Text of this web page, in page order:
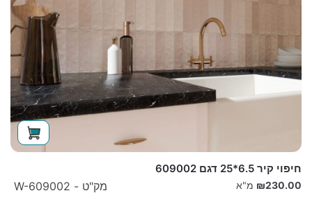
חיפוי קיר 6.5*25 דגם 609002
מק"ט - W-609002 ₪230.00 מ"א